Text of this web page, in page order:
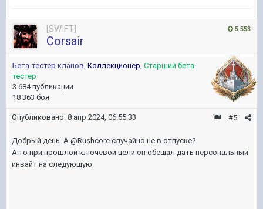
5 553
[SWIFT]
Corsair
Бета-тестер кланов, Коллекционер, Старший бета-
тестер
3 684 публикации
18 363 боя
#5
Опубликовано: 8 апр 2024, 06:55:33
Добрый день. А @Rushcore случайно не в отпуске?
А то при прошлой ключевой цели он обещал дать персональный
инвайт на следующую.